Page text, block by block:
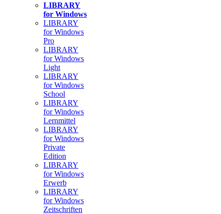
LIBRARY
for Windows
LIBRARY
for Windows
Pro
LIBRARY
for Windows
Light
LIBRARY
for Windows
School
LIBRARY
for Windows
Lernmittel
LIBRARY
for Windows
Private
Edition
LIBRARY
for Windows
Erwerb
LIBRARY
for Windows
Zeitschriften